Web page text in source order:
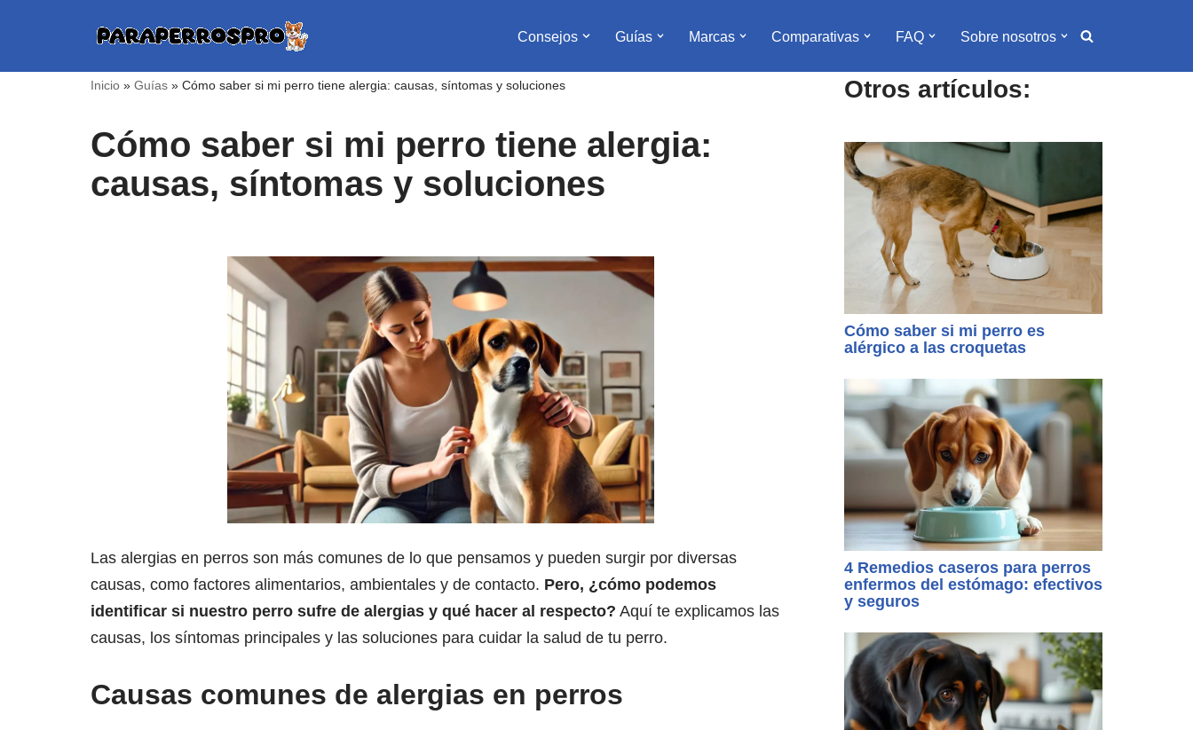
al
Consejos Guías Marcas Comparativas FAQ Sobre nosotros
Inicio » Guías » Cómo saber si mi perro tiene alergia: causas, síntomas y soluciones
Cómo saber si mi perro tiene alergia:
causas, síntomas y soluciones
Las alergias en perros son más comunes de lo que pensamos y pueden surgir por diversas
causas, como factores alimentarios, ambientales y de contacto. Pero, ¿cómo podemos
identificar si nuestro perro sufre de alergias y qué hacer al respecto? Aquí te explicamos las
causas, los síntomas principales y las soluciones para cuidar la salud de tu perro.
Causas comunes de alergias en perros
Otros artículos:
Cómo saber si mi perro es
alérgico a las croquetas
4 Remedios caseros para perros
enfermos del estómago: efectivos
y seguros